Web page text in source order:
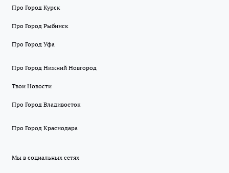
Про Город Курск
Про Город Рыбинск
Про Город Уфа
Про Город Нижний Новгород
Твои Новости
Про Город Владивосток
Про Город Краснодара
Мы в социальных сетях